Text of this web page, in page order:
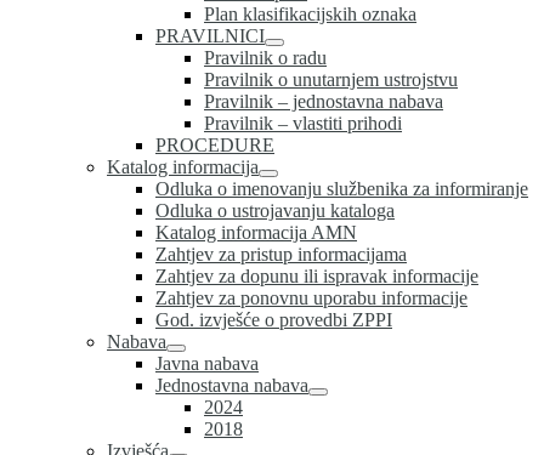
Plan klasifikacijskih oznaka
PRAVILNICI
Pravilnik o radu
Pravilnik o unutarnjem ustrojstvu
Pravilnik – jednostavna nabava
Pravilnik – vlastiti prihodi
PROCEDURE
Katalog informacija
Odluka o imenovanju službenika za informiranje
Odluka o ustrojavanju kataloga
Katalog informacija AMN
Zahtjev za pristup informacijama
Zahtjev za dopunu ili ispravak informacije
Zahtjev za ponovnu uporabu informacije
God. izvješće o provedbi ZPPI
Nabava
Javna nabava
Jednostavna nabava
2024
2018